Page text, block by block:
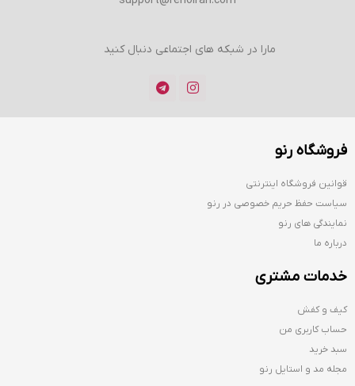
مارا در شبکه های اجتماعی دنبال کنید
فروشگاه رنو
قوانین فروشگاه اینترنتی
سیاست حفظ حریم خصوصی در رنو
نمایندگی های رنو
درباره ما
خدمات مشتری
کیف و کفش
حساب کاربری من
سبد خرید
مجله مد و استایل رنو